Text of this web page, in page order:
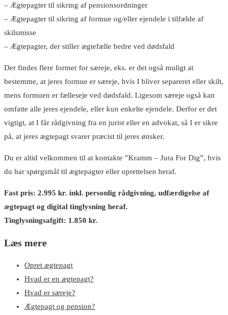
– Ægtepagter til sikring af pensionsordninger
– Ægtepagter til sikring af formue og/eller ejendele i tilfælde af
skilsmisse
– Ægtepagter, der stiller ægtefælle bedre ved dødsfald
Der findes flere former for særeje, eks. er det også muligt at
bestemme, at jeres formue er særeje, hvis I bliver separeret eller skilt,
mens formuen er fælleseje ved dødsfald. Ligesom særeje også kan
omfatte alle jeres ejendele, eller kun enkelte ejendele. Derfor er det
vigtigt, at I får rådgivning fra en jurist eller en advokat, så I er sikre
på, at jeres ægtepagt svarer præcist til jeres ønsker.
Du er altid velkommen til at kontakte ”Kramm – Jura For Dig”, hvis
du har spørgsmål til ægtepagter eller oprettelsen heraf.
Fast pris: 2.995 kr. inkl. personlig rådgivning, udfærdigelse af
ægtepagt og digital tinglysning heraf.
Tinglysningsafgift: 1.850 kr.
Læs mere
Opret ægtepagt
Hvad er en ægtepagt?
Hvad er særeje?
Ægtepagt og pension?